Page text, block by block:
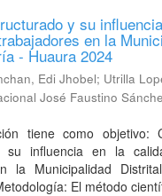
y su
en la
- Huaura 2024
Edi Jhobel; Utrilla
José Faustino
tiene como objetivo:
su influencia en la
la Municipalidad
El método